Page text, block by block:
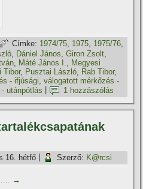
Címke: 1974/75 1975 1975/76
, Dániel János,Giron Zsolt,
, Máté János I., Megyesi
Tibor, Pusztai László, Rab Tibor,
- ifjúsági,válogatott mérkőzés -
utánpótlás 1 hozzászólás
16. hétfő Szerző: K@rcsi
→